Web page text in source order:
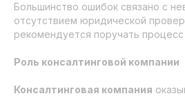
Большинство ошибок связано с
отсутствием юридической
рекомендуется поручать
Роль консалтинговой компании
Консалтинговая компания